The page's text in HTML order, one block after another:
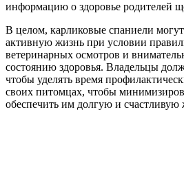
информацию о здоровье родителей
В целом, карликовые спаниели
активную жизнь при условии
ветеринарных осмотров и
состоянию здоровья. Владельцы
чтобы уделять время
своих питомцах, чтобы
обеспечить им долгую и счастливую